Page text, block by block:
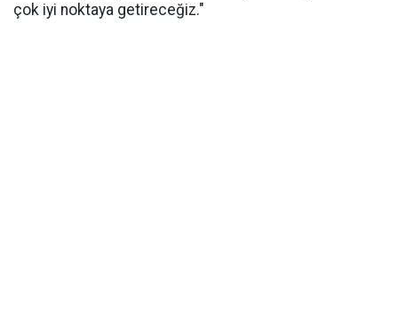
çok iyi noktaya getireceğiz."